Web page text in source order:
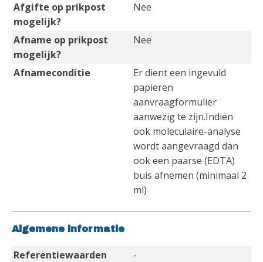
Afgifte op prikpost
mogelijk?
Nee
Afname op prikpost
mogelijk?
Nee
Afnameconditie
Er dient een ingevuld
papieren
aanvraagformulier
aanwezig te zijn.Indien
ook moleculaire-analyse
wordt aangevraagd dan
ook een paarse (EDTA)
buis afnemen (minimaal 2
ml)
Algemene informatie
Referentiewaarden
-